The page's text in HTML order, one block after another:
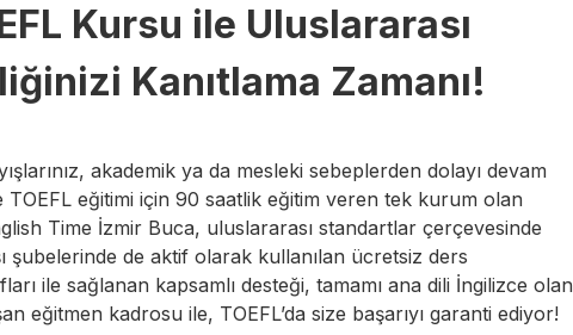
Kursu ile Uluslararası
Kanıtlama Zamanı!
akademik ya da mesleki sebeplerden dolayı devam
TOEFL eğitimi için 90 saatlik eğitim veren tek kurum olan
Time İzmir Buca, uluslararası standartlar çerçevesinde
şubelerinde de aktif olarak kullanılan ücretsiz ders
ile sağlanan kapsamlı desteği, tamamı ana dili İngilizce olan
eğitmen kadrosu ile, TOEFL’da size başarıyı garanti ediyor!